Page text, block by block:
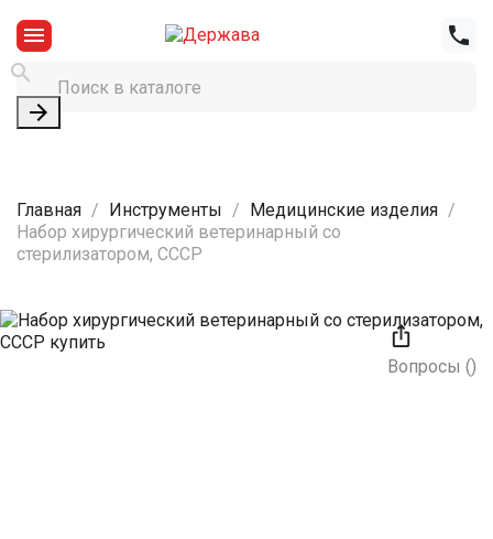




Главная Инструменты
Медицинские изделия
Набор хирургический ветеринарный со
стерилизатором, СССР

Вопросы ()